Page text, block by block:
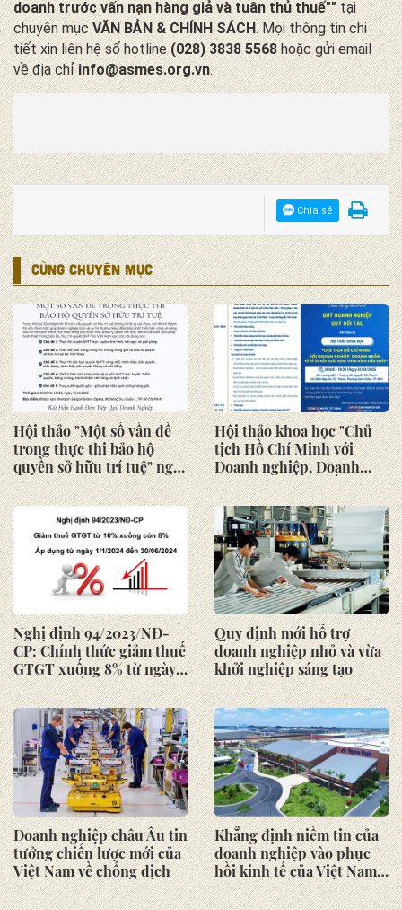
doanh trước vấn nạn hàng giả và tuân thủ thuế""tại
chuyên mụcVĂN BẢN & CHÍNH SÁCH. Mọi thông tin chi
tiết xin liên hệ số hotline(028) 3838 5568hoặc gửi email
về địa chỉinfo@asmes.org.vn.
Chia sẻ
CÙNG CHUYÊN MỤC
Hội thảo "Một số vấn đề
trong thực thi bảo hộ
quyền sở hữu trí tuệ" ngày
10/10/2025 tại Khách sạn
Sheraton Saigon Grand
Hội thảo khoa học "Chủ
tịch Hồ Chí Minh với
Doanh nghiệp, Doanh
nhân - Từ ký ức đến khát
vọng vươn mình kiến
quốc" ngày 01/10/2025
Nghị định 94/2023/NĐ-
CP: Chính thức giảm thuế
GTGT xuống 8% từ ngày
1/1/2024 đến 30/06/2024
Quy định mới hỗ trợ
doanh nghiệp nhỏ và vừa
khởi nghiệp sáng tạo
Doanh nghiệp châu Âu tin
tưởng chiến lược mới của
Việt Nam về chống dịch
Khẳng định niềm tin của
doanh nghiệp vào phục
hồi kinh tế của Việt Nam
sau đại dịch